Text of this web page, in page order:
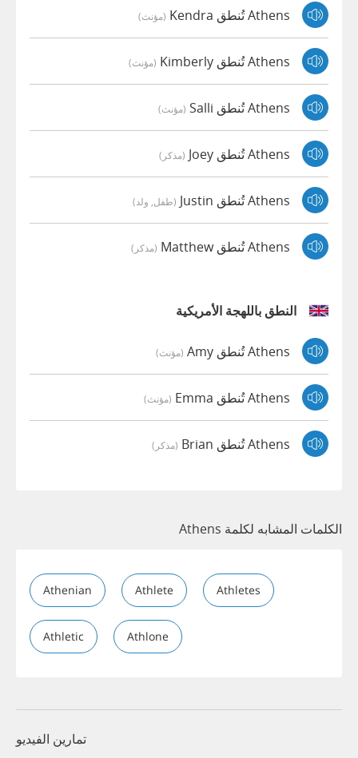
Athens تُنطق Kendra (مؤنث)
Athens تُنطق Kimberly (مؤنث)
Athens تُنطق Salli (مؤنث)
Athens تُنطق Joey (مذكر)
Athens تُنطق Justin (طفل, ولد)
Athens تُنطق Matthew (مذكر)
النطق باللهجة الأمريكية
Athens تُنطق Amy (مؤنث)
Athens تُنطق Emma (مؤنث)
Athens تُنطق Brian (مذكر)
الكلمات المشابه لكلمة Athens
Athenian Athlete Athletes
Athletic Athlone
تمارين الفيديو